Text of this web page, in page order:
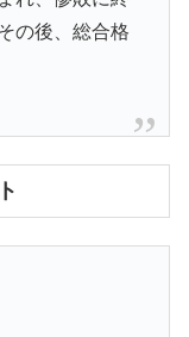
の後、総合格